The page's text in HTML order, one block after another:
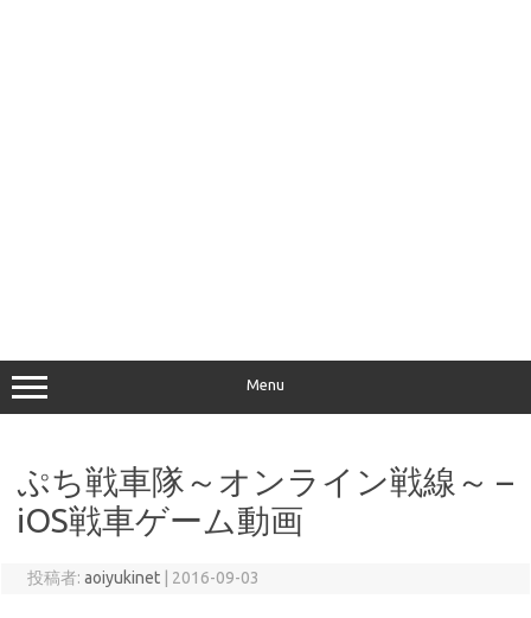
Menu
ぷち戦車隊～オンライン戦線～ –
iOS戦車ゲーム動画
投稿者: aoiyukinet 2016-09-03